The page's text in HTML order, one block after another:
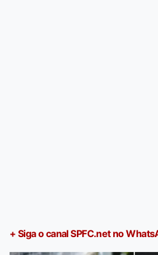
+ Siga o canal SPFC.net no